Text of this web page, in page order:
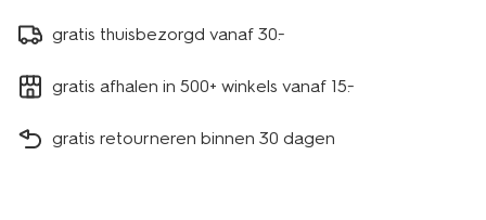
gratis thuisbezorgd vanaf 30.-
gratis afhalen in 500+ winkels vanaf 15.-
gratis retourneren binnen 30 dagen